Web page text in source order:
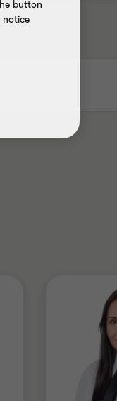
button
notice